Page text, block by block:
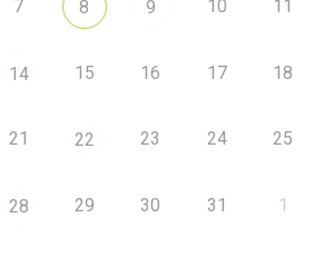
7 8 9 10 11
14 15 16 17 18
21 22 23 24 25
28 29 30 31 1